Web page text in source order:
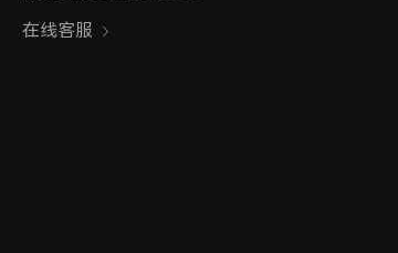
在线客服